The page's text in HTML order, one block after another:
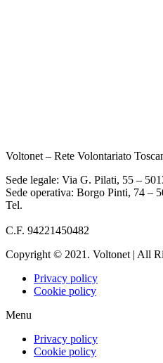
Voltonet – Rete Volontariato
Sede legale: Via G. Pilati, 55 –
Sede operativa: Borgo Pinti, 74 –
Tel.
C.F. 94221450482
Copyright © 2021. Voltonet | All
Privacy policy
Cookie policy
Menu
Privacy policy
Cookie policy